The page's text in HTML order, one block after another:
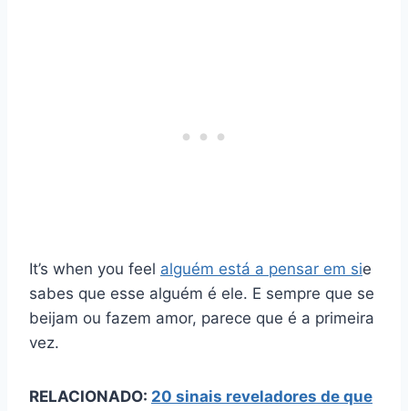
It’s when you feel alguém está a pensar em sie
sabes que esse alguém é ele. E sempre que se
beijam ou fazem amor, parece que é a primeira
vez.
RELACIONADO: 20 sinais reveladores de que